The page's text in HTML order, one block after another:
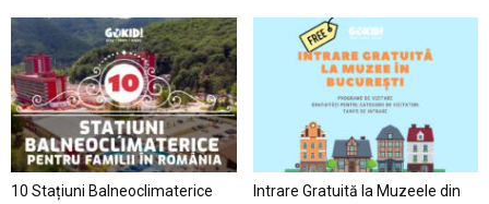
10 Stațiuni Balneoclimaterice
Intrare Gratuită la Muzeele din